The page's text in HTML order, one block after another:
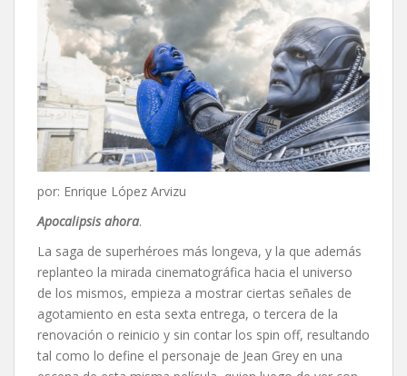
por: Enrique López Arvizu
Apocalipsis ahora.
La saga de superhéroes más longeva, y la que además
replanteo la mirada cinematográfica hacia el universo
de los mismos, empieza a mostrar ciertas señales de
agotamiento en esta sexta entrega, o tercera de la
renovación o reinicio y sin contar los spin off, resultando
tal como lo define el personaje de Jean Grey en una